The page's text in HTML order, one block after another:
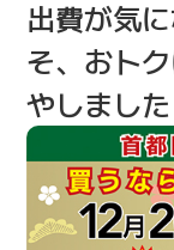
出費が気
そ、おト
やしました